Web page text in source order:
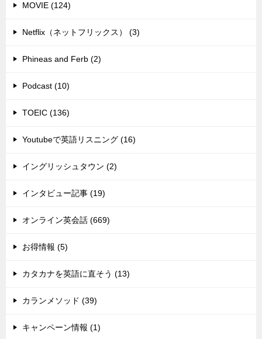
MOVIE (124)
Netflix（ネットフリックス） (3)
Phineas and Ferb (2)
Podcast (10)
TOEIC (136)
Youtubeで英語リスニング (16)
イングリッシュタウン (2)
インタビュー記事 (19)
オンライン英会話 (669)
お得情報 (5)
カタカナを英語に直そう (13)
カランメソッド (39)
キャンペーン情報 (1)